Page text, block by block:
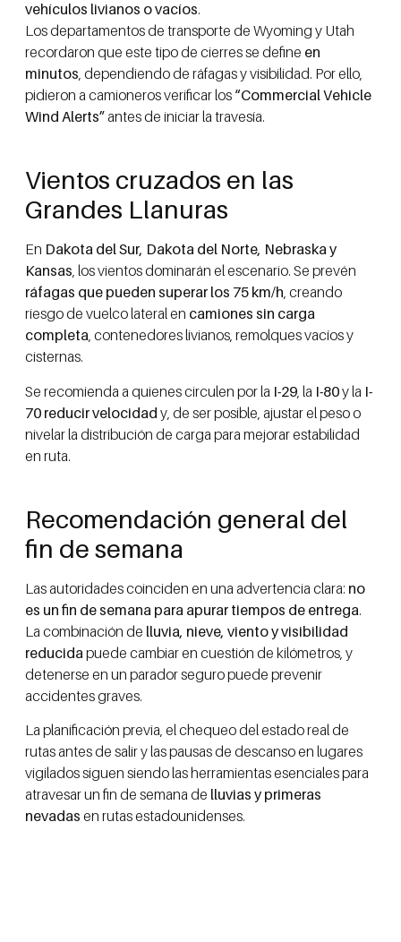
vehículos livianos o vacíos.
Los departamentos de transporte de Wyoming y Utah
recordaron que este tipo de cierres se define en
minutos , dependiendo de ráfagas y visibilidad. Por ello,
pidieron a camioneros verificar los “Commercial Vehicle
Wind Alerts”antes de iniciar la travesía.
Vientos cruzados en las
Grandes Llanuras
En Dakota del Sur, Dakota del Norte, Nebraska y
Kansas, los vientos dominarán el escenario. Se prevén
ráfagas que pueden superar los 75 km/h, creando
riesgo de vuelco lateral en camiones sin carga
completa, contenedores livianos, remolques vacíos y
cisternas.
Se recomienda a quienes circulen por la I-29 , la I-80y la I-
70 reducir velocidad y, de ser posible, ajustar el peso o
nivelar la distribución de carga para mejorar estabilidad
en ruta.
Recomendación general del
fin de semana
Las autoridades coinciden en una advertencia clara: no
es un fin de semana para apurar tiempos de entrega.
La combinación de lluvia, nieve, viento y visibilidad
reducidapuede cambiar en cuestión de kilómetros, y
detenerse en un parador seguro puede prevenir
accidentes graves.
La planificación previa, el chequeo del estado real de
rutas antes de salir y las pausas de descanso en lugares
vigilados siguen siendo las herramientas esenciales para
atravesar un fin de semana de lluvias y primeras
nevadas en rutas estadounidenses.